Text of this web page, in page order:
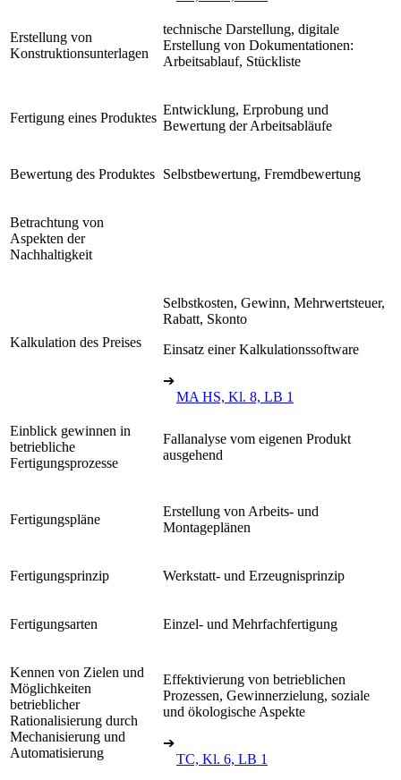
Erstellung von
Konstruktionsunterlagen
technische Darstellung, digitale
Erstellung von Dokumentationen:
Arbeitsablauf, Stückliste
Fertigung eines Produktes
Entwicklung, Erprobung und
Bewertung der Arbeitsabläufe
Bewertung des Produktes Selbstbewertung, Fremdbewertung
Betrachtung von
Aspekten der
Nachhaltigkeit
Kalkulation des Preises
Selbstkosten, Gewinn, Mehrwertsteuer,
Rabatt, Skonto
Einsatz einer Kalkulationssoftware
➔
MA HS, Kl. 8, LB 1
Einblick gewinnen in
betriebliche
Fertigungsprozesse
Fallanalyse vom eigenen Produkt
ausgehend
Fertigungspläne
Erstellung von Arbeits- und
Montageplänen
Fertigungsprinzip Werkstatt- und Erzeugnisprinzip
Fertigungsarten Einzel- und Mehrfachfertigung
Kennen von Zielen und
Möglichkeiten
betrieblicher
Rationalisierung durch
Mechanisierung und
Automatisierung
Effektivierung von betrieblichen
Prozessen, Gewinnerzielung, soziale
und ökologische Aspekte
➔
TC, Kl. 6, LB 1